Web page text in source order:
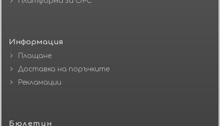
Информация
Плащане
Доставка на поръчките
Рекламации
Бюлетин